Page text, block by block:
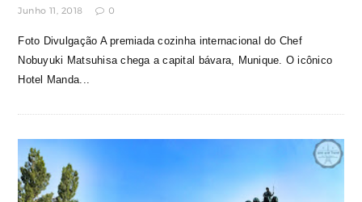
Junho 11, 2018 0
Foto Divulgação A premiada cozinha internacional do Chef
Nobuyuki Matsuhisa chega a capital bávara, Munique. O icônico
Hotel Manda...